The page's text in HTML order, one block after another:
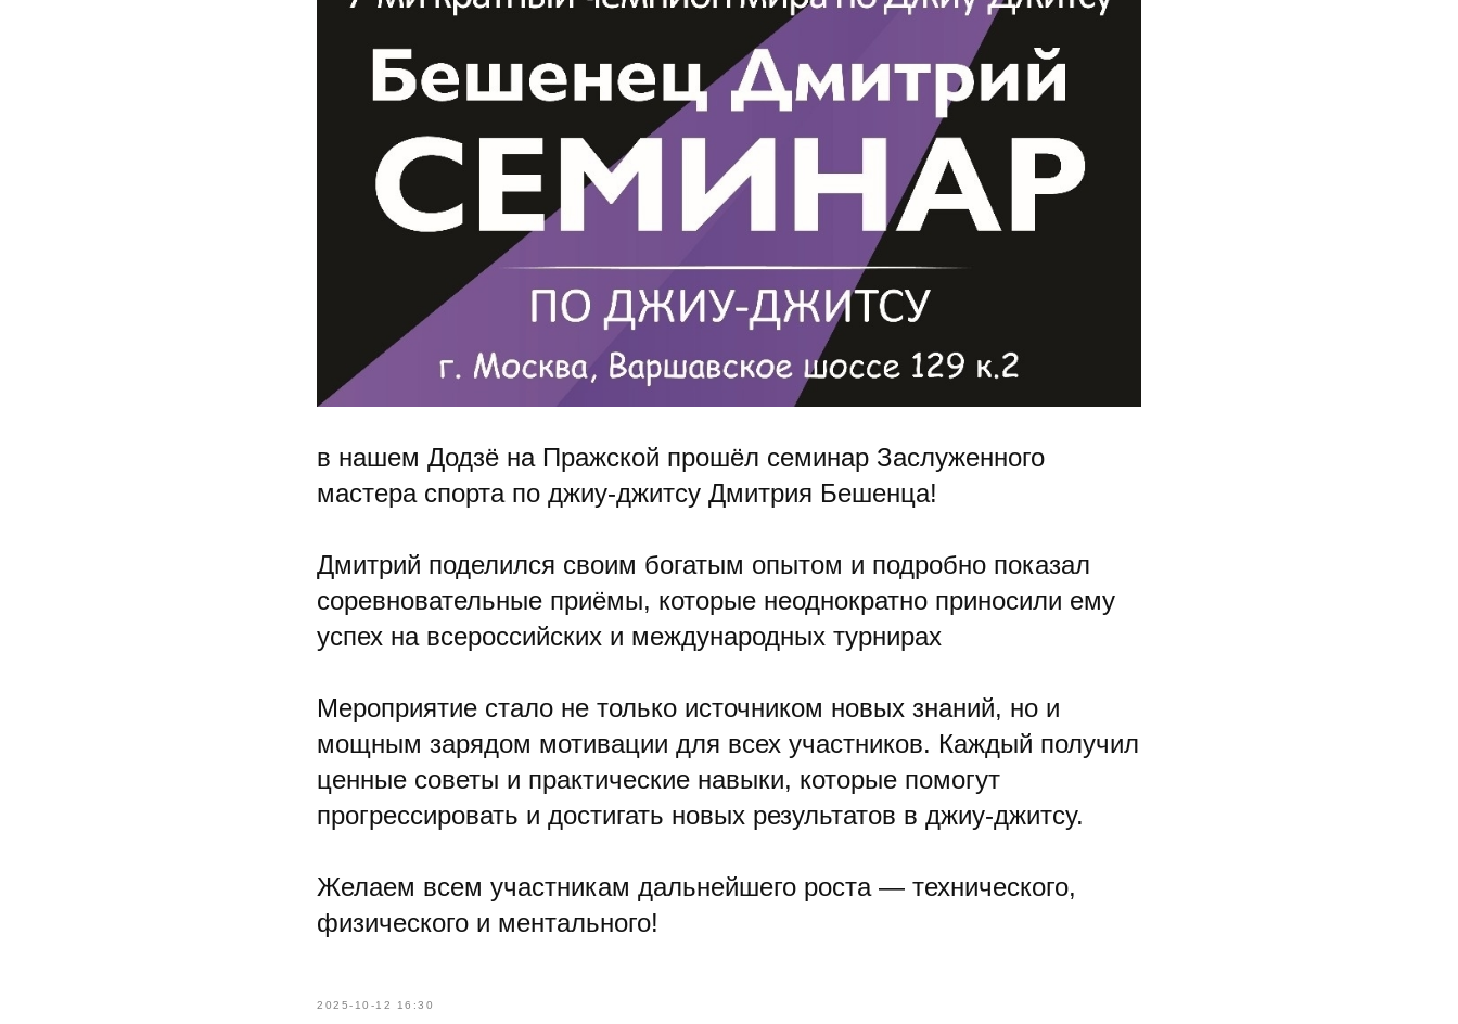
в нашем Додзё на Пражской прошёл семинар Заслуженного
мастера спорта по джиу-джитсу Дмитрия Бешенца!
Дмитрий поделился своим богатым опытом и подробно показал
соревновательные приёмы, которые неоднократно приносили ему
успех на всероссийских и международных турнирах
Мероприятие стало не только источником новых знаний, но и
мощным зарядом мотивации для всех участников. Каждый получил
ценные советы и практические навыки, которые помогут
прогрессировать и достигать новых результатов в джиу-джитсу.
Желаем всем участникам дальнейшего роста — технического,
физического и ментального!
2025-10-12 16:30